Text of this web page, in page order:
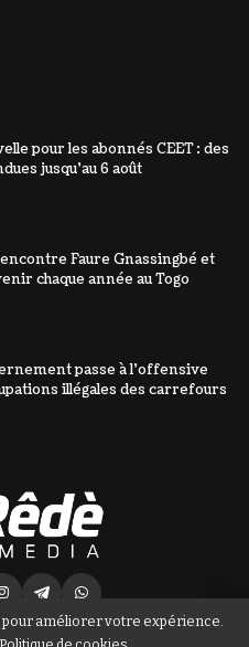
pour les abonnés CEET : des
jusqu’au 6 août
Faure Gnassingbé et
chaque année au Togo
passe à l’offensive
illégales des carrefours
pour améliorer votre expérience.